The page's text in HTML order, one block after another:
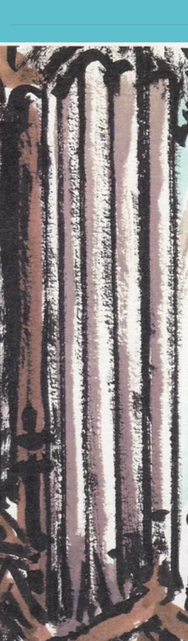
Un concert
exceptionnel
Le jeudi 30 avril, les sons du grand orgue de
cathédrale de Luçon se mêleront à ceux de
l'Orchestre de Vendée, dirigé par Claude...